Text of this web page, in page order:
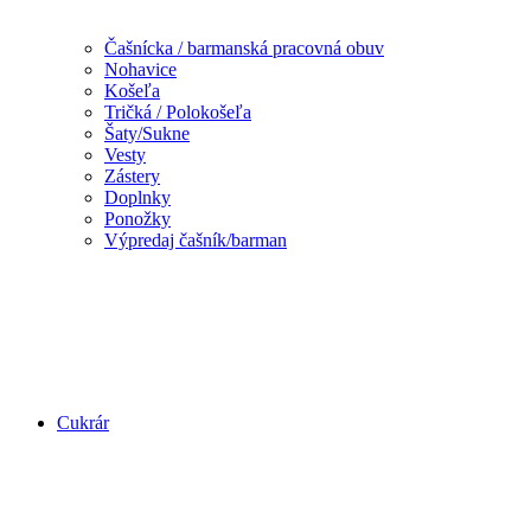
Čašnícka / barmanská pracovná obuv
Nohavice
Košeľa
Tričká / Polokošeľa
Šaty/Sukne
Vesty
Zástery
Doplnky
Ponožky
Výpredaj čašník/barman
Cukrár